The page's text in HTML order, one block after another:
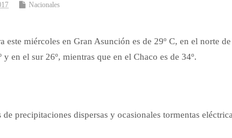
Nacionales
este miércoles en Gran Asunción es de 29º C, en el norte
y en el sur 26º, mientras que en el Chaco es de 34º.
precipitaciones dispersas y ocasionales tormentas